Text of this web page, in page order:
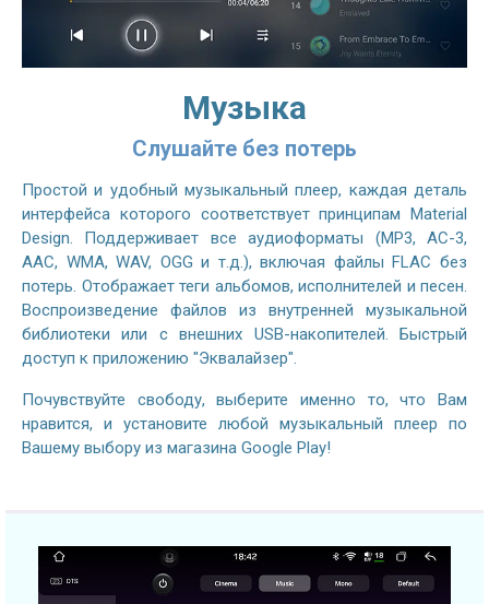
Музыка
Слушайте без потерь
Простой и удобный музыкальный плеер, каждая деталь
интерфейса которого соответствует принципам Material
Design. Поддерживает все аудиоформаты (MP3, AC-3,
AAC, WMA, WAV, OGG и т.д.), включая файлы FLAC без
потерь. Отображает теги альбомов, исполнителей и песен.
Воспроизведение файлов из внутренней музыкальной
библиотеки или с внешних USB-накопителей. Быстрый
доступ к приложению "Эквалайзер".
Почувствуйте свободу, выберите именно то, что Вам
нравится, и установите любой музыкальный плеер по
Вашему выбору из магазина Google Play!